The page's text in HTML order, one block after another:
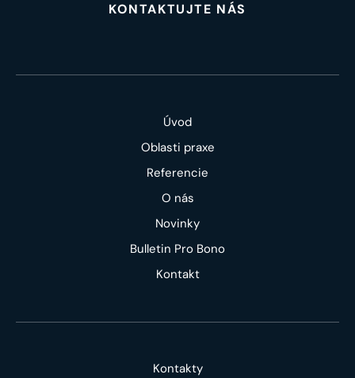
KONTAKTUJTE NÁS
Úvod
Oblasti praxe
Referencie
O nás
Novinky
Bulletin Pro Bono
Kontakt
Kontakty